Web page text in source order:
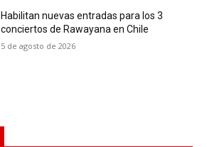
Habilitan nuevas entradas para los 3
conciertos de Rawayana en Chile
5 de agosto de 2026